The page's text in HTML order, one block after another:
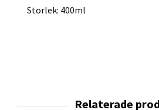
Storlek: 400ml